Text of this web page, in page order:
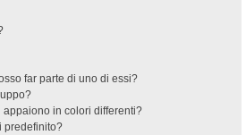
far parte di uno di essi?
in colori differenti?
predefinito?